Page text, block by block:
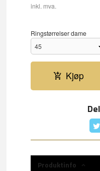
inkl. mva.
Ringstørrelser dame
Kjøp
Produktinfo